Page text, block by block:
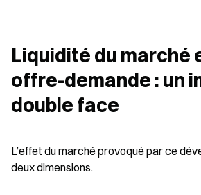
Liquidité du marché
offre-demande : un
double face
L’effet du marché provoqué par ce
deux dimensions.